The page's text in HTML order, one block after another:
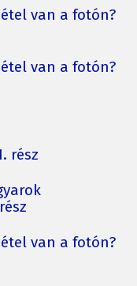
van a fotón?
van a fotón?
rész
van a fotón?